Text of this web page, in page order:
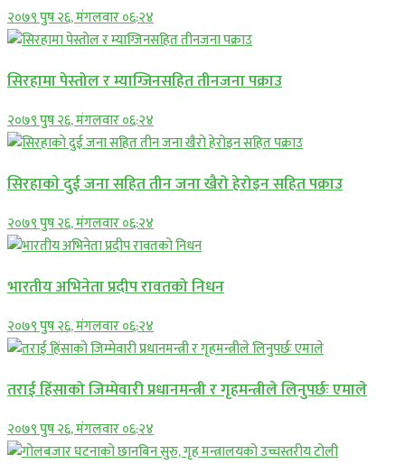
२०७९ पुष २६, मंगलवार ०६:२४
सिरहामा पेस्तोल र म्याग्जिनसहित तीनजना पक्राउ
२०७९ पुष २६, मंगलवार ०६:२४
सिरहाकाे दुई जना सहित तीन जना खैरो हेरोइन सहित पक्राउ
२०७९ पुष २६, मंगलवार ०६:२४
भारतीय अभिनेता प्रदीप रावतको निधन
२०७९ पुष २६, मंगलवार ०६:२४
तराई हिंसाको जिम्मेवारी प्रधानमन्त्री र गृहमन्त्रीले लिनुपर्छः एमाले
२०७९ पुष २६, मंगलवार ०६:२४